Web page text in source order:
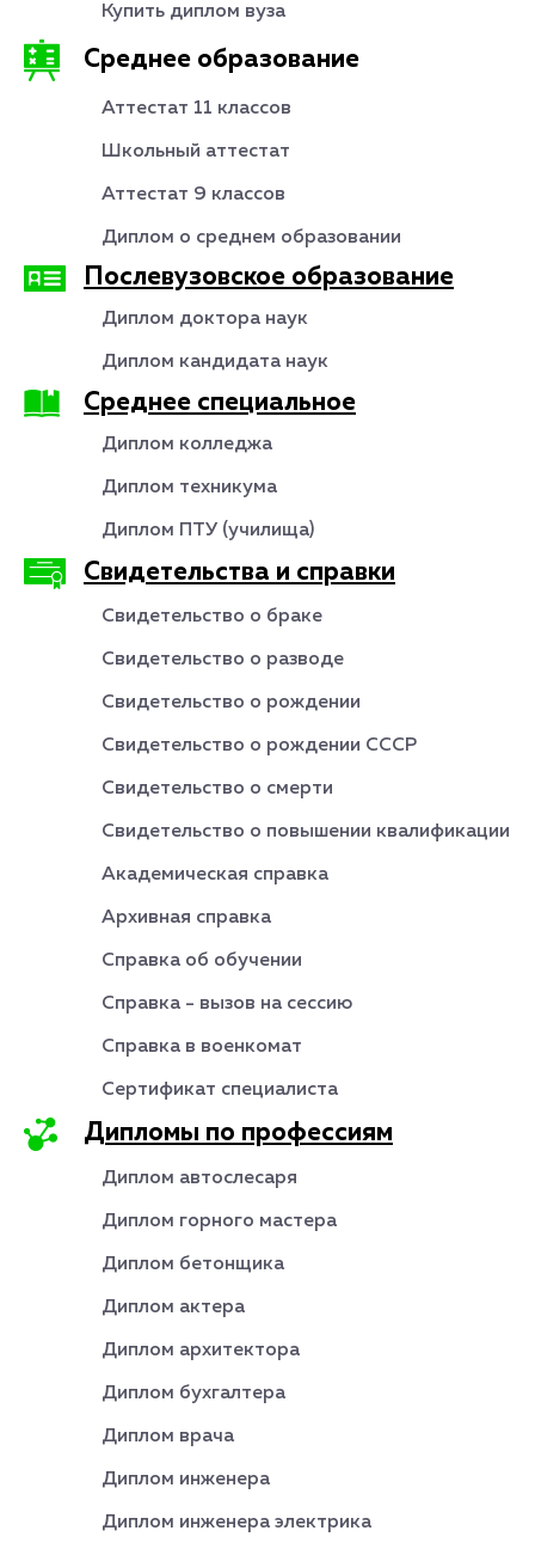
Купить диплом вуза
Среднее образование
Аттестат 11 классов
Школьный аттестат
Аттестат 9 классов
Диплом о среднем образовании
Послевузовское образование
Диплом доктора наук
Диплом кандидата наук
Среднее специальное
Диплом колледжа
Диплом техникума
Диплом ПТУ (училища)
Свидетельства и справки
Свидетельство о браке
Свидетельство о разводе
Свидетельство о рождении
Свидетельство о рождении СССР
Свидетельство о смерти
Свидетельство о повышении квалификации
Академическая справка
Архивная справка
Справка об обучении
Справка - вызов на сессию
Справка в военкомат
Сертификат специалиста
Дипломы по профессиям
Диплом автослесаря
Диплом горного мастера
Диплом бетонщика
Диплом актера
Диплом архитектора
Диплом бухгалтера
Диплом врача
Диплом инженера
Диплом инженера электрика